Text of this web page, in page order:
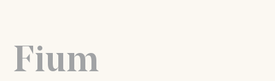
Fium